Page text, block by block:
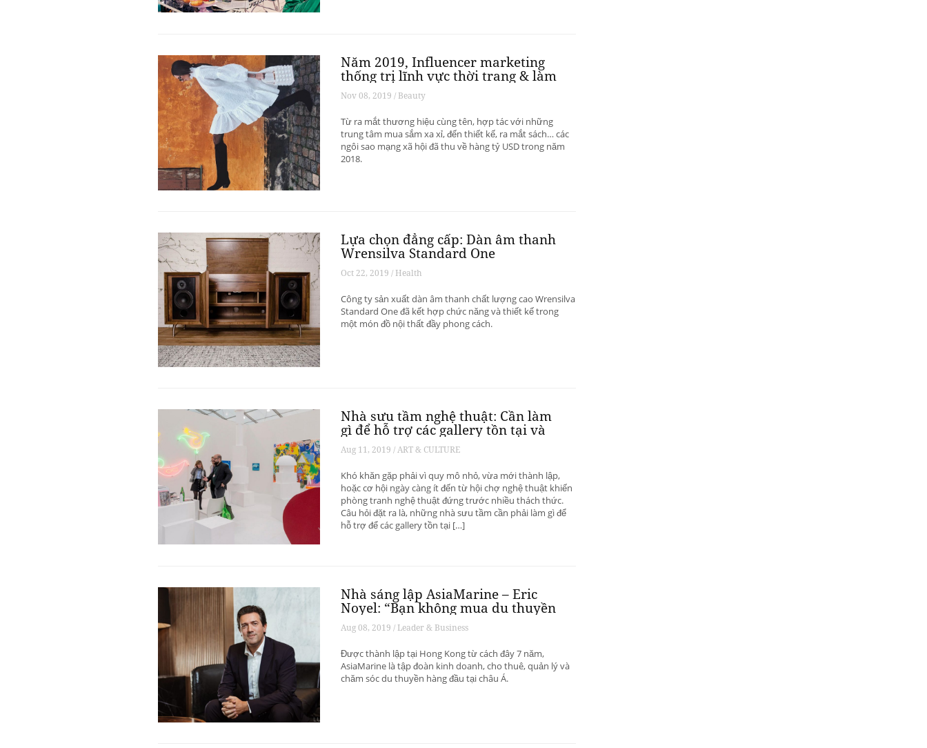
Năm 2019, Influencer marketing
thống trị lĩnh vực thời trang & làm
đẹp
Nov 08, 2019 / Beauty
Từ ra mắt thương hiệu cùng tên, hợp tác với những
trung tâm mua sắm xa xỉ, đến thiết kế, ra mắt sách… các
ngôi sao mạng xã hội đã thu về hàng tỷ USD trong năm
2018.
Lựa chọn đẳng cấp: Dàn âm thanh
Wrensilva Standard One
Oct 22, 2019 / Health
Công ty sản xuất dàn âm thanh chất lượng cao Wrensilva
Standard One đã kết hợp chức năng và thiết kế trong
một món đồ nội thất đầy phong cách.
Nhà sưu tầm nghệ thuật: Cần làm
gì để hỗ trợ các gallery tồn tại và
phát triển? – Phần 1
Aug 11, 2019 / ART & CULTURE
Khó khăn gặp phải vì quy mô nhỏ, vừa mới thành lập,
hoặc cơ hội ngày càng ít đến từ hội chợ nghệ thuật khiến
phòng tranh nghệ thuật đứng trước nhiều thách thức.
Câu hỏi đặt ra là, những nhà sưu tầm cần phải làm gì để
hỗ trợ để các gallery tồn tại […]
Nhà sáng lập AsiaMarine – Eric
Noyel: “Bạn không mua du thuyền
để đầu tư sinh lời”
Aug 08, 2019 / Leader & Business
Được thành lập tại Hong Kong từ cách đây 7 năm,
AsiaMarine là tập đoàn kinh doanh, cho thuê, quản lý và
chăm sóc du thuyền hàng đầu tại châu Á.